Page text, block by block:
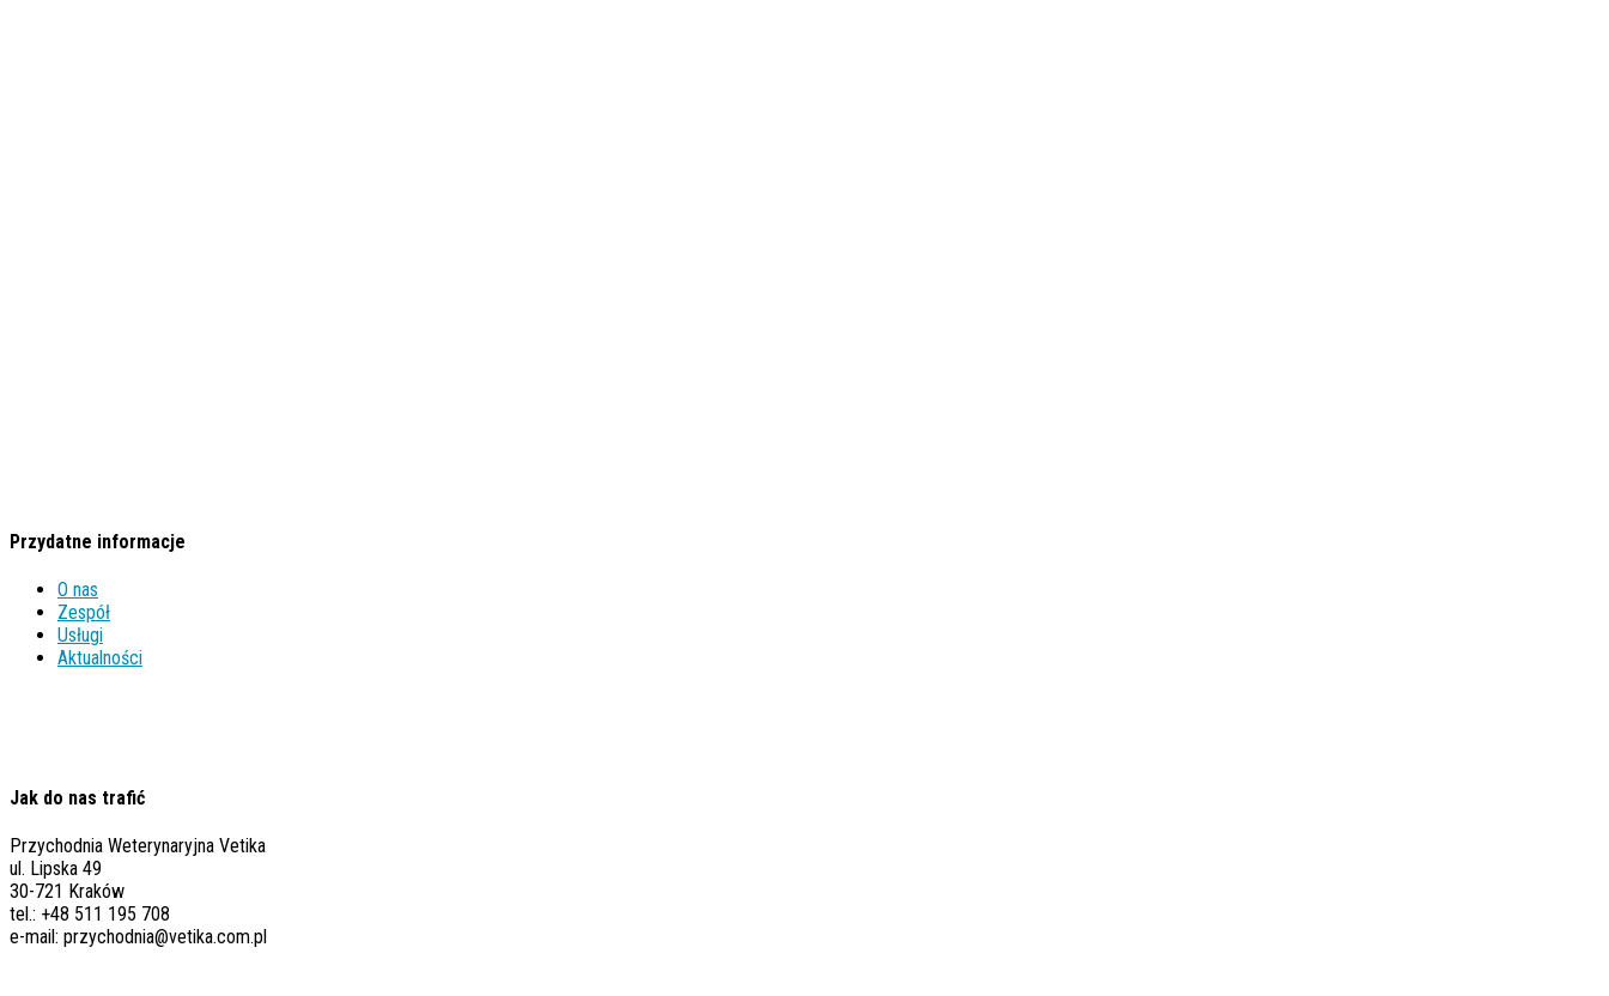
Przydatne informacje
O nas
Zespół
Usługi
Aktualności
Jak do nas trafić
Przychodnia Weterynaryjna Vetika
ul. Lipska 49
30-721 Kraków
tel.: +48 511 195 708
e-mail: przychodnia@vetika.com.pl